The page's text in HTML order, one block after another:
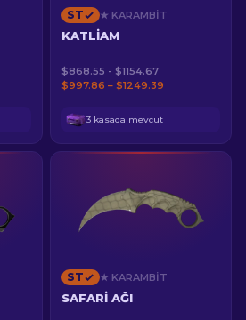
ST ★ KARAMBIT
KATLIAM
$868.55 - $1154.67
$997.86 – $1249.39
3 kasada mevcut
ST ★ KARAMBIT
SAFARI AĞI